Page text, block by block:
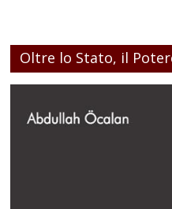
Oltre lo Stato, il